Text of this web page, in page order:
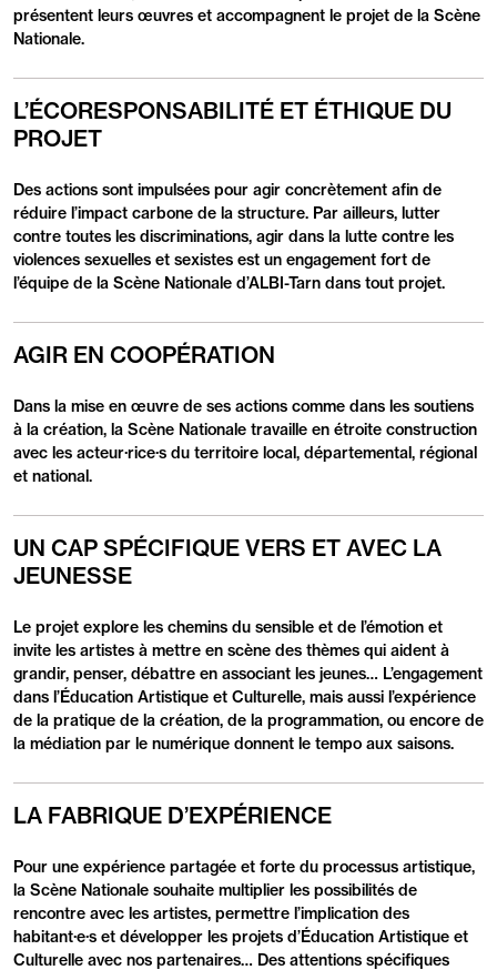
présentent leurs œuvres et accompagnent le projet de la Scène
Nationale.
L’ÉCORESPONSABILITÉ ET ÉTHIQUE DU
PROJET
Des actions sont impulsées pour agir concrètement afin de
réduire l’impact carbone de la structure. Par ailleurs, lutter
contre toutes les discriminations, agir dans la lutte contre les
violences sexuelles et sexistes est un engagement fort de
l’équipe de la Scène Nationale d’ALBI-Tarn dans tout projet.
AGIR EN COOPÉRATION
Dans la mise en œuvre de ses actions comme dans les soutiens
à la création, la Scène Nationale travaille en étroite construction
avec les acteur·rice·s du territoire local, départemental, régional
et national.
UN CAP SPÉCIFIQUE VERS ET AVEC LA
JEUNESSE
Le projet explore les chemins du sensible et de l’émotion et
invite les artistes à mettre en scène des thèmes qui aident à
grandir, penser, débattre en associant les jeunes… L’engagement
dans l’Éducation Artistique et Culturelle, mais aussi l’expérience
de la pratique de la création, de la programmation, ou encore de
la médiation par le numérique donnent le tempo aux saisons.
LA FABRIQUE D’EXPÉRIENCE
Pour une expérience partagée et forte du processus artistique,
la Scène Nationale souhaite multiplier les possibilités de
rencontre avec les artistes, permettre l’implication des
habitant·e·s et développer les projets d’Éducation Artistique et
Culturelle avec nos partenaires… Des attentions spécifiques